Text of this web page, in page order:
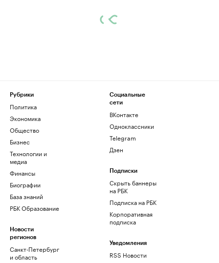
Рубрики
Политика
Экономика
Общество
Бизнес
Технологии и
медиа
Финансы
Биографии
База знаний
РБК Образование
Новости
регионов
Санкт-Петербург
и область
Социальные
сети
ВКонтакте
Одноклассники
Telegram
Дзен
Подписки
Скрыть баннеры
на РБК
Подписка на РБК
Корпоративная
подписка
Уведомления
RSS Новости